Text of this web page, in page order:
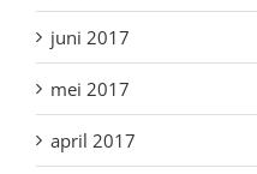
juni 2017
mei 2017
april 2017